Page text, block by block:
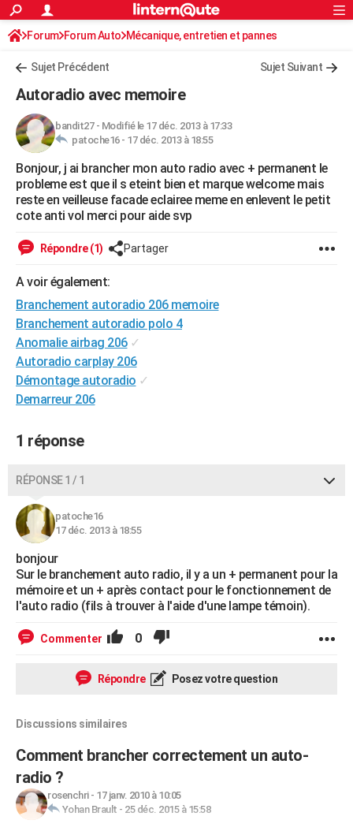
ACTUALITÉS
Politique
Société
Faits Divers
Education
Monde
Villes
+
FINANCE
Retraite
Impôts
Epargne
Immobilier
Risques naturels par ville
Banque
Assurance
Crédit
AUTO
Essais
Réserver un essai
Citadines
Berlines
SUV
Forum auto
+HIGH-TECH
Mobiles
Meilleur smartphone
Internet
Ordinateurs
Jeux vidéo
Guide high-tech
+BRICOLAGE
Forum
Aménagement intérieur
Extérieur
Cuisine
Salle de bains
Jardinage
Rangement
WEEK-END
LIFESTYLE
Art de vivre
Bien-être
Loisirs
Mode
Modes de vie
SANTE
Alimentation
Guide de la santé
Maladies
Médicaments
Sommeil
VOYAGE
Destinations
City break
Voyage nature
Voyage de noces
Forum
Climat
+PHOTO
GUIDES D'ACHAT
BONS PLANS
Dictionnaire
Biographies
Citations
Expressions
Proverbes
PROGRAMME TV
COPAINS D'AVANT
S'inscrire
Se connecter
Lycées
Collèges
Primaires
Universités
Entreprises
Service militaire
Avis de recherche
AVIS DE DÉCÈS
FORUM
Rechercher
S'inscrire
Connexion
Forum Forum Auto Mécanique, entretien et pannes
Autoradio / Système embarqué, CB
Sujet Précédent Sujet Suivant
Autoradio avec memoire
bandit27- Modifié le 17 déc. 2013 à 17:33
patoche16 - 17 déc. 2013 à 18:55
Bonjour, j ai brancher mon auto radio avec + permanent le
probleme est que il s eteint bien et marque welcome mais
reste en veilleuse facade eclairee meme en enlevent le petit
cote anti vol merci pour aide svp
Répondre (1) Partager
A voir également:
Branchement autoradio 206 memoire
Branchement autoradio polo 4
Anomalie airbag 206 ✓
Autoradio carplay 206
Démontage autoradio ✓
Demarreur 206
1 réponse
RÉPONSE 1 / 1
patoche16
17 déc. 2013 à 18:55
bonjour
Sur le branchement auto radio, il y a un + permanent pour la
mémoire et un + après contact pour le fonctionnement de
l'auto radio (fils à trouver à l'aide d'une lampe témoin).
Commenter 0
Répondre Posez votre question
Discussions similaires
Comment brancher correctement un auto-
radio ?
rosenchri- 17 janv. 2010 à 10:05
Yohan Brault - 25 déc. 2015 à 15:58